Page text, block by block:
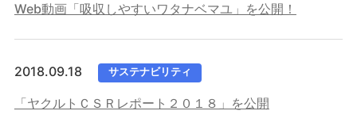
Web動画「吸収しやすいワタナベマユ」を公開！
2018.09.18 サステナビリティ
「ヤクルトＣＳＲレポート２０１８」を公開